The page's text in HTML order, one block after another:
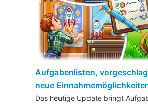
Aufgabenlisten,
neue
Das heutige Update bringt